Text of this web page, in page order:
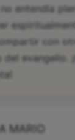
entendía
con
evangelio.
MARIO